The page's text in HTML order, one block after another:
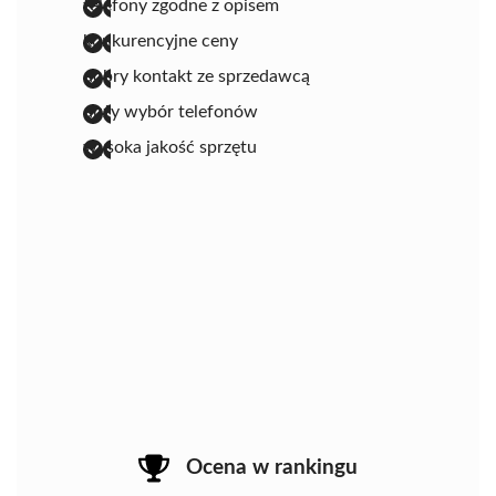
telefony zgodne z opisem
konkurencyjne ceny
dobry kontakt ze sprzedawcą
duży wybór telefonów
wysoka jakość sprzętu
Ocena w rankingu